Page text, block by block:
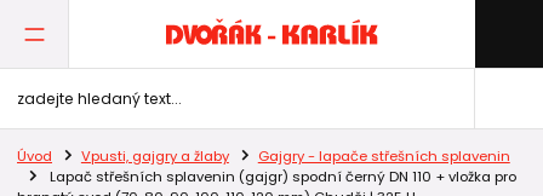
Úvod Vpusti, gajgry a žlaby
Gajgry - lapače střešních splavenin
Lapač střešních splavenin (gajgr) spodní černý DN 110 + vložka pro